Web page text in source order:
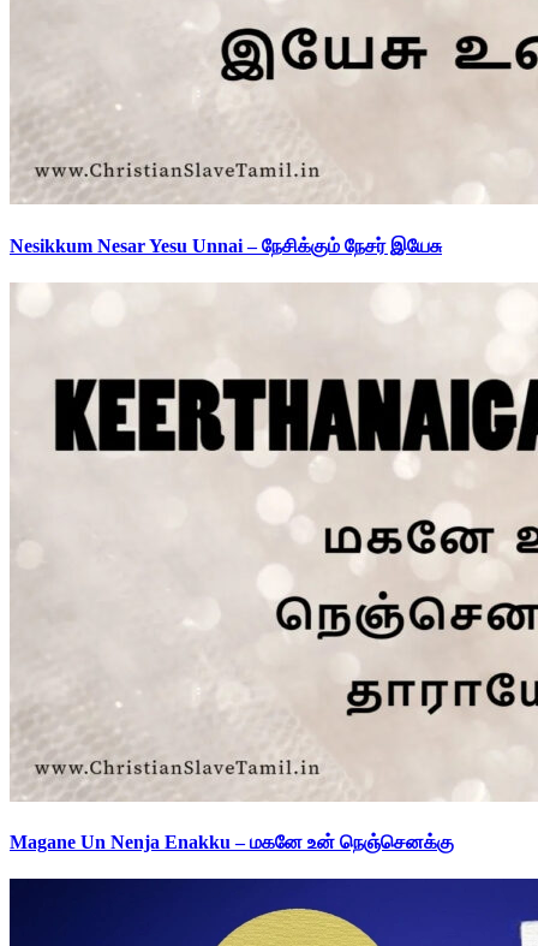
Nesikkum Nesar Yesu Unnai – நேசிக்கும் நேசர் இயேசு
Magane Un Nenja Enakku – மகனே உன் நெஞ்செனக்கு